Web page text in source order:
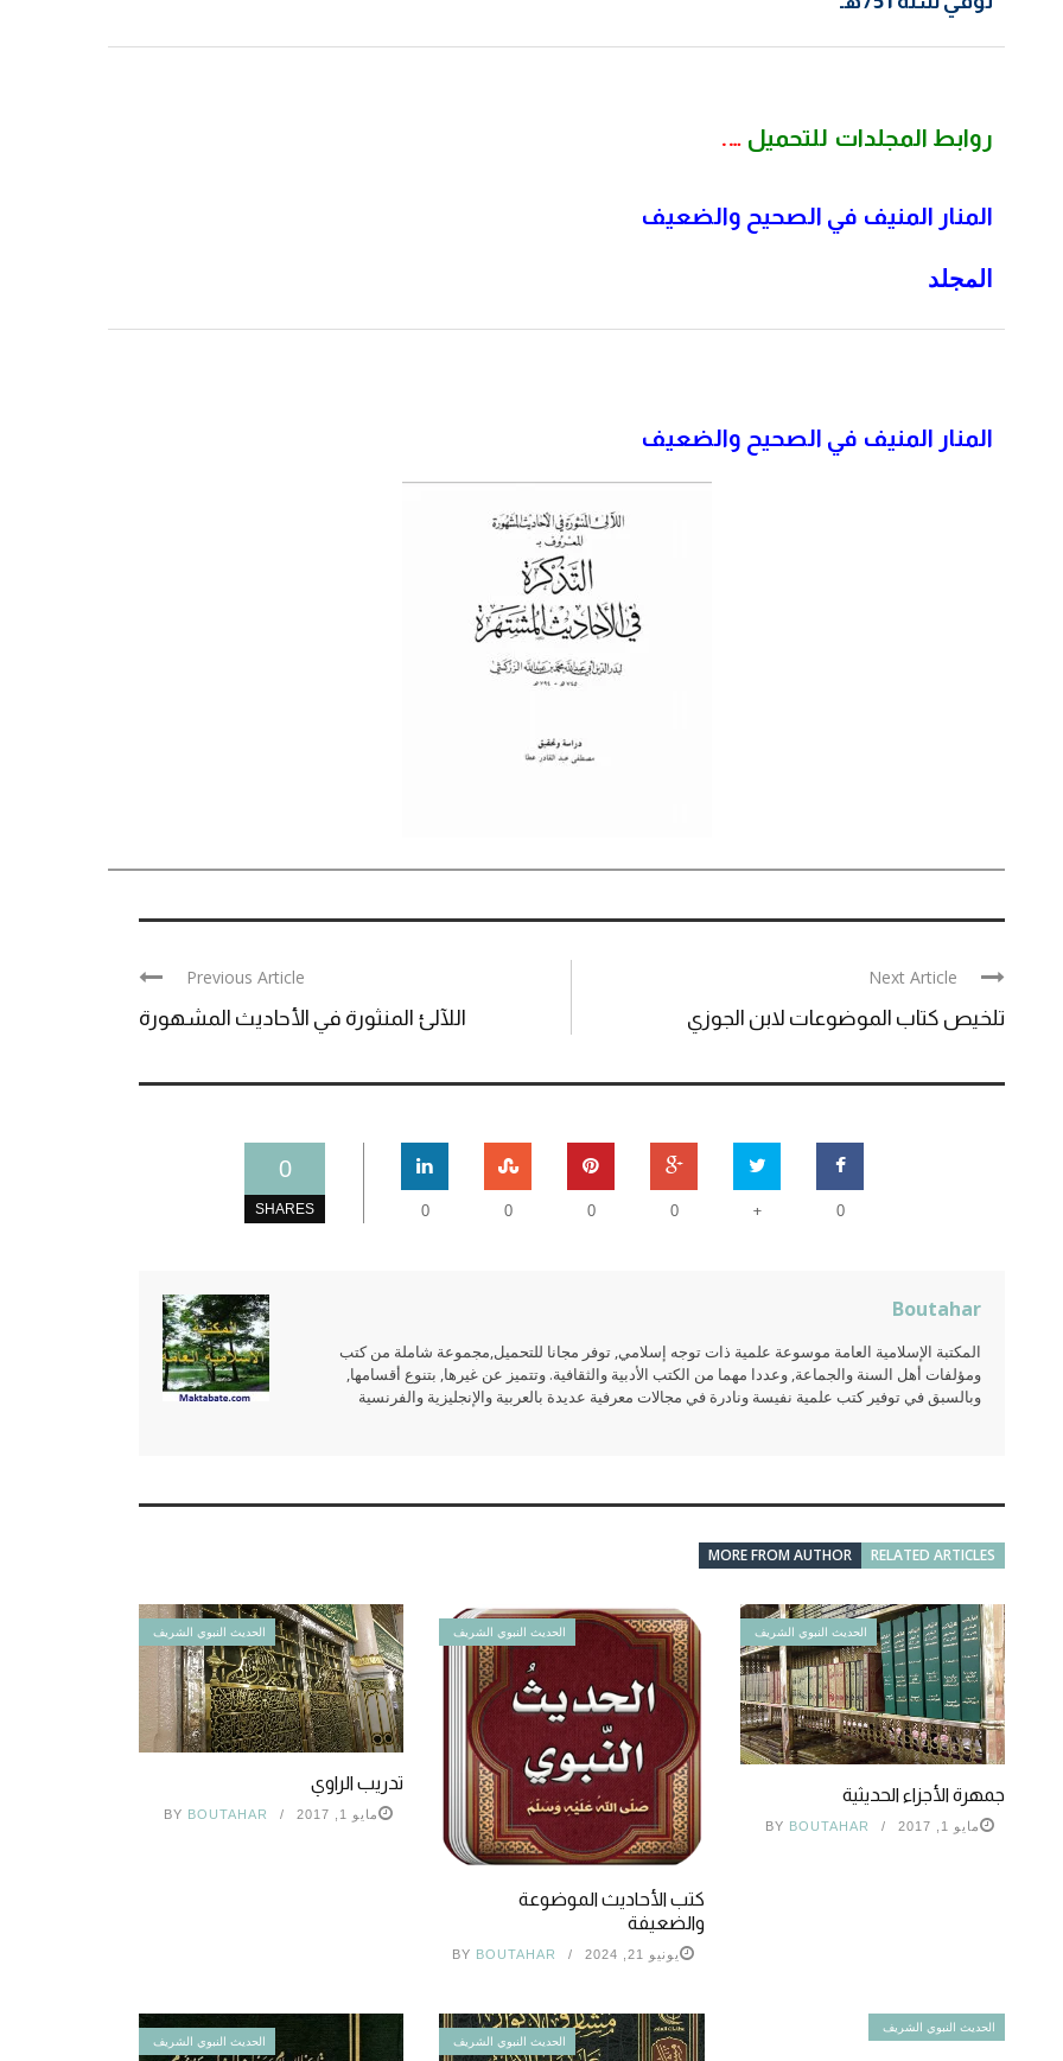
روابط المجلدات للتحميل ….
المنار المنيف في الصحيح والضعيف
المجلد
المنار المنيف في الصحيح والضعيف
Previous Article
اللآلئ المنثورة في الأحاديث المشهورة
Next Article
تلخيص كتاب الموضوعات لابن الجوزي
0
SHARES 0
+
0
0
0
0
Boutahar
المكتبة الإسلامية العامة موسوعة علمية ذات توجه إسلامي, توفر مجانا للتحميل,مجموعة شاملة من كتب
ومؤلفات أهل السنة والجماعة, وعددا مهما من الكتب الأدبية والثقافية. وتتميز عن غيرها, بتنوع أقسامها,
وبالسبق في توفير كتب علمية نفيسة ونادرة في مجالات معرفية عديدة بالعربية والإنجليزية والفرنسية
RELATED ARTICLES
MORE FROM AUTHOR
الحديث النبوي الشريف
تدريب الراوي
مايو 1, 2017 BY BOUTAHAR
الحديث النبوي الشريف
كتب الأحاديث الموضوعة
والضعيفة
يونيو 21, 2024 BY BOUTAHAR
الحديث النبوي الشريف
جمهرة الأجزاء الحديثية
مايو 1, 2017 BY BOUTAHAR
الحديث النبوي الشريف الحديث النبوي الشريف
الحديث النبوي الشريف